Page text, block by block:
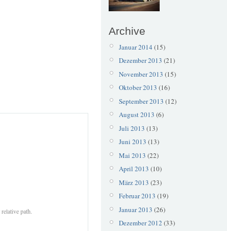
path.
Archive
Januar 2014 (15)
Dezember 2013 (21)
November 2013 (15)
Oktober 2013 (16)
September 2013 (12)
August 2013 (6)
Juli 2013 (13)
Juni 2013 (13)
Mai 2013 (22)
April 2013 (10)
März 2013 (23)
Februar 2013 (19)
Januar 2013 (26)
Dezember 2012 (33)